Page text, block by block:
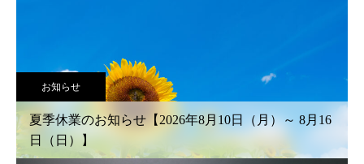
お知らせ
夏季休業のお知らせ【2026年8月10日（月）～ 8月16
日（日）】